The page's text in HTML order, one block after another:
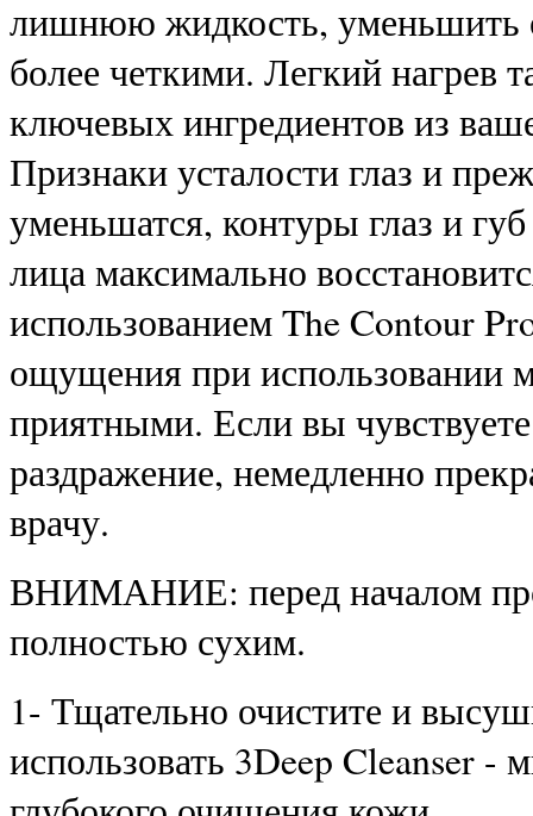
лишнюю жидкость, уменьшить
более четкими. Легкий нагрев
ключевых ингредиентов из
Признаки усталости глаз и
уменьшатся, контуры глаз и
лица максимально
использованием The Contour
ощущения при использовании
приятными. Если вы
раздражение, немедленно
врачу.
ВНИМАНИЕ: перед началом
полностью сухим.
1- Тщательно очистите и
использовать 3Deep Cleanser -